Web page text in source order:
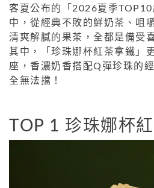
客夏公布的「2026夏季TOP10
中，從經典不敗的鮮奶茶、咀
清爽解膩的果茶，全都是備受
其中，「珍珠娜杯紅茶拿鐵」
座，香濃奶香搭配Q彈珍珠的
全無法擋！
TOP 1 珍珠娜杯